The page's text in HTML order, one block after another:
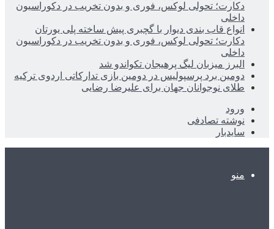
دکارت؛ تحولی لوکس، فوری و بدون تخریب در دکوراسیون
داخلی
انواع قاب بندی دیوار با گچبری پیش ساخته پلی یورتان
دکارت؛ تحولی لوکس، فوری و بدون تخریب در دکوراسیون
داخلی
البرز میزبان لیگ پرهیجان تکواندو شد
دومین برد پرسپولیس در دومین بازی تدارکاتی اردوی ترکیه
طلای نوجوانان جهان برای علیرضا رضایی
ورود
نوشته تصادفی
سایدبار
منو